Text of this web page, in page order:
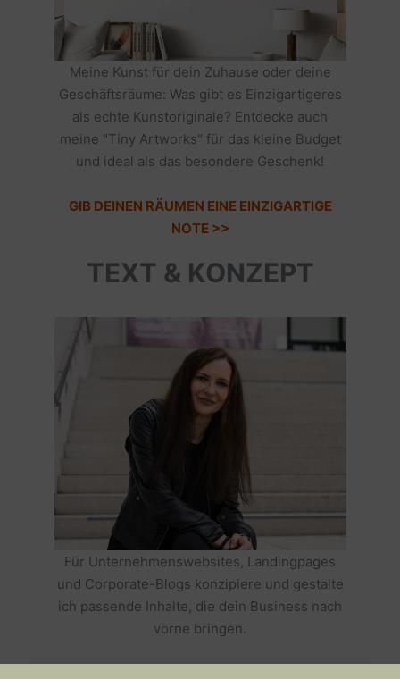
Meine Kunst für dein Zuhause oder deine
Geschäftsräume: Was gibt es Einzigartigeres
als echte Kunstoriginale? Entdecke auch
meine "Tiny Artworks" für das kleine Budget
und ideal als das besondere Geschenk!
GIB DEINEN RÄUMEN EINE EINZIGARTIGE
NOTE >>
TEXT & KONZEPT
Für Unternehmenswebsites, Landingpages
und Corporate-Blogs konzipiere und gestalte
ich passende Inhalte, die dein Business nach
vorne bringen.